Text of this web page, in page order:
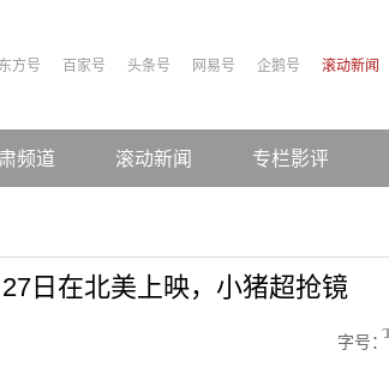
东方号 百家号 头条号 网易号 企鹅号 滚动新闻
频道 滚动新闻 专栏影评
日在北美上映，小猪超抢镜
字号：